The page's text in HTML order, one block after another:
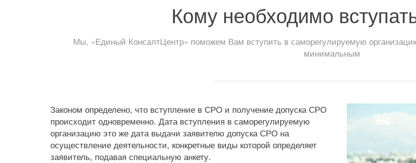
Кому необходимо
Мы, «Единый КонсалтЦентр» поможем Вам вступить в саморегулируемую
минимальным
Законом определено, что вступление в СРО и получение допуска СРО
происходит одновременно. Дата вступления в саморегулируемую
организацию это же дата выдачи заявителю допуска СРО на
осуществление деятельности, конкретные виды которой определяет
заявитель, подавая специальную анкету.